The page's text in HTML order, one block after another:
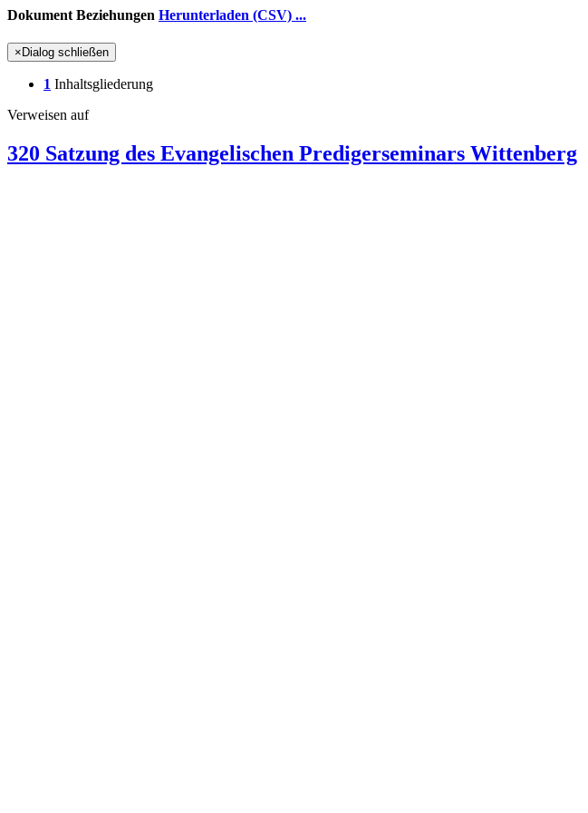
Dokument Beziehungen Herunterladen (CSV) ...
× Dialog schließen
1 Inhaltsgliederung
Verweisen auf
320 Satzung des Evangelischen Predigerseminars Wittenberg